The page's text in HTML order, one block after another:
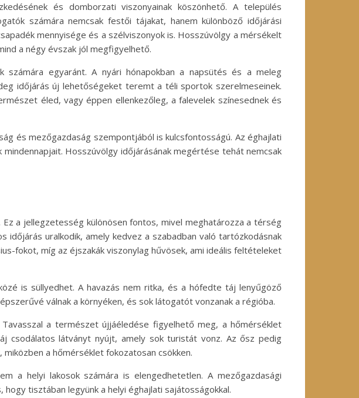
és domborzati viszonyainak köszönhető. A település
számára nemcsak festői tájakat, hanem különböző időjárási
mennyisége és a szélviszonyok is. Hosszúvölgy a mérsékelt
a négy évszak jól megfigyelhető.
számára egyaránt. A nyári hónapokban a napsütés és a meleg
időjárás új lehetőségeket teremt a téli sportok szerelmeseinek.
éled, vagy éppen ellenkezőleg, a falevelek színesednek és
és mezőgazdaság szempontjából is kulcsfontosságú. Az éghajlati
Hosszúvölgy időjárásának megértése tehát nemcsak
a jellegzetesség különösen fontos, mivel meghatározza a térség
időjárás uralkodik, amely kedvez a szabadban való tartózkodásnak
fokot, míg az éjszakák viszonylag hűvösek, ami ideális feltételeket
is süllyedhet. A havazás nem ritka, és a hófedte táj lenyűgöző
válnak a környéken, és sok látogatót vonzanak a régióba.
a természet újjáéledése figyelhető meg, a hőmérséklet
csodálatos látványt nyújt, amely sok turistát vonz. Az ősz pedig
a hőmérséklet fokozatosan csökken.
a helyi lakosok számára is elengedhetetlen. A mezőgazdasági
tisztában legyünk a helyi éghajlati sajátosságokkal.